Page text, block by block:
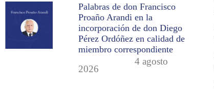
Palabras de don Francisco
Proaño Arandi en la
incorporación de don Diego
Pérez Ordóñez en calidad de
miembro correspondiente
4 agosto
2026